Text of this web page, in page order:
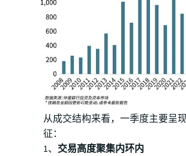
从成交结构来看，一季度主要呈
征：
1、 交易高度聚集内环内